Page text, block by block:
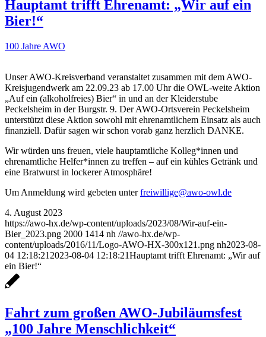
Hauptamt trifft Ehrenamt: „Wir auf ein
Bier!“
100 Jahre AWO
Unser AWO-Kreisverband veranstaltet zusammen mit dem AWO-
Kreisjugendwerk am 22.09.23 ab 17.00 Uhr die OWL-weite Aktion
„Auf ein (alkoholfreies) Bier“ in und an der Kleiderstube
Peckelsheim in der Burgstr. 9. Der AWO-Ortsverein Peckelsheim
unterstützt diese Aktion sowohl mit ehrenamtlichem Einsatz als auch
finanziell. Dafür sagen wir schon vorab ganz herzlich DANKE.
Wir würden uns freuen, viele hauptamtliche Kolleg*innen und
ehrenamtliche Helfer*innen zu treffen – auf ein kühles Getränk und
eine Bratwurst in lockerer Atmosphäre!
Um Anmeldung wird gebeten unterfreiwillige@awo-owl.de
4. August 2023
https://awo-hx.de/wp-content/uploads/2023/08/Wir-auf-ein-
Bier_2023.png 2000 1414 nh //awo-hx.de/wp-
content/uploads/2016/11/Logo-AWO-HX-300x121.png nh2023-08-
04 12:18:21 2023-08-04 12:18:21Hauptamt trifft Ehrenamt: „Wir auf
ein Bier!“
Fahrt zum großen AWO-Jubiläumsfest
„100 Jahre Menschlichkeit“